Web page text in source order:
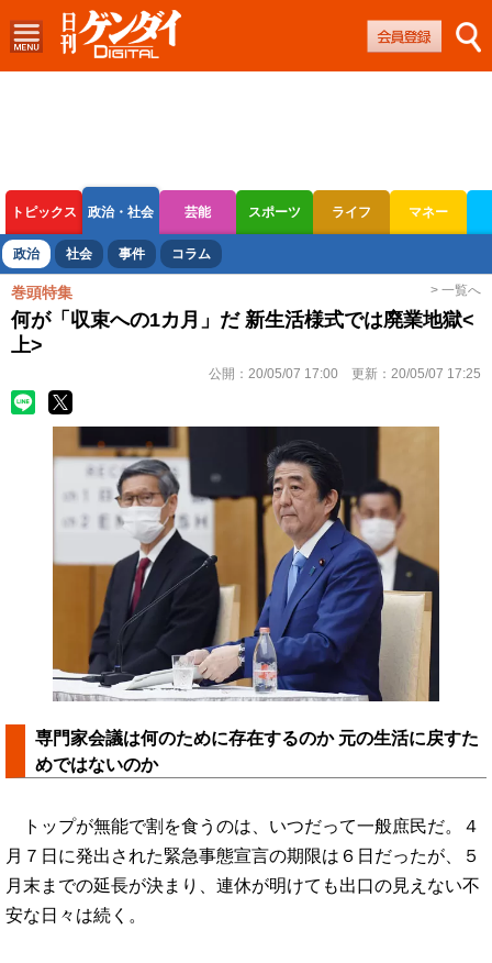
トピックス 政治・社会 芸能 スポーツ ライフ マネー
ボートレース 競輪 オートレース
政治 社会 事件 コラム
巻頭特集 > 一覧へ
何が「収束への1カ月」だ 新生活様式では廃業地獄<
上>
公開： 20/05/07 17:00 更新： 20/05/07 17:25
専門家会議は何のために存在するのか 元の生活に戻すた
めではないのか
トップが無能で割を食うのは、いつだって一般庶民だ。４
月７日に発出された緊急事態宣言の期限は６日だったが、５
月末までの延長が決まり、連休が明けても出口の見えない不
安な日々は続く。